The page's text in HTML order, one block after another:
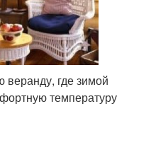
веранду, где зимой
температуру